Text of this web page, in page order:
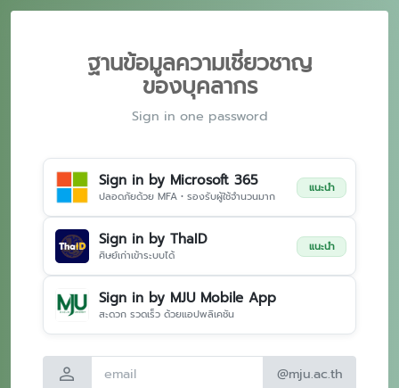
ฐานข้อมูลความเชี่ยวชาญ
ของบุคลากร
Sign in one password
Sign in by Microsoft 365
ปลอดภัยด้วย MFA • รองรับผู้ใช้จำนวนมาก
แนะนำ
Sign in by ThaID
ศิษย์เก่าเข้าระบบได้
แนะนำ
Sign in by MJU Mobile App
สะดวก รวดเร็ว ด้วยแอปพลิเคชัน
person @mju.ac.th